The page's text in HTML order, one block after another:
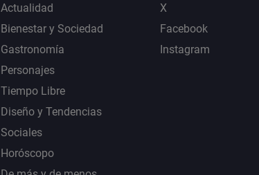
Actualidad
Bienestar y Sociedad
Gastronomía
Personajes
Tiempo Libre
Diseño y Tendencias
Sociales
Horóscopo
X
Facebook
Instagram